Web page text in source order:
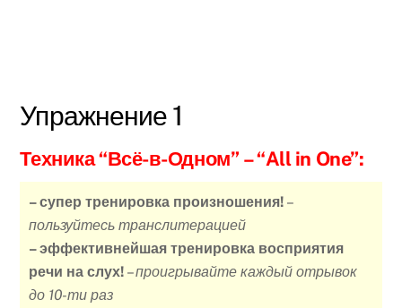
Упражнение 1
Техника “Всё-в-Одном”– “All in One”:
– супер тренировка произношения! –
пользуйтесь транслитерацией
– эффективнейшая тренировка восприятия
речи на слух! –проигрывайте каждый отрывок
до 10-ти раз